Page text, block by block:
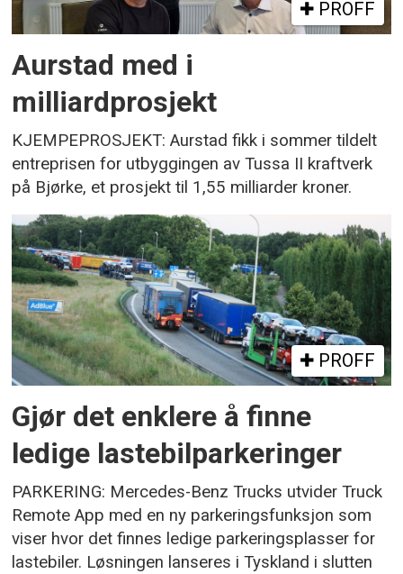
PROFF
Aurstad med i
milliardprosjekt
KJEMPEPROSJEKT: Aurstad fikk i sommer tildelt
entreprisen for utbyggingen av Tussa II kraftverk
på Bjørke, et prosjekt til 1,55 milliarder kroner.
PROFF
Gjør det enklere å finne
ledige lastebilparkeringer
PARKERING: Mercedes-Benz Trucks utvider Truck
Remote App med en ny parkeringsfunksjon som
viser hvor det finnes ledige parkeringsplasser for
lastebiler. Løsningen lanseres i Tyskland i slutten